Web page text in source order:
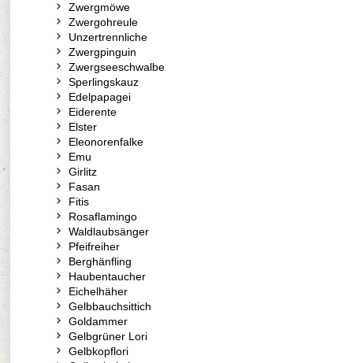
Zwergmöwe
Zwergohreule
Unzertrennliche
Zwergpinguin
Zwergseeschwalbe
Sperlingskauz
Edelpapagei
Eiderente
Elster
Eleonorenfalke
Emu
Girlitz
Fasan
Fitis
Rosaflamingo
Waldlaubsänger
Pfeifreiher
Berghänfling
Haubentaucher
Eichelhäher
Gelbbauchsittich
Goldammer
Gelbgrüner Lori
Gelbkopflori